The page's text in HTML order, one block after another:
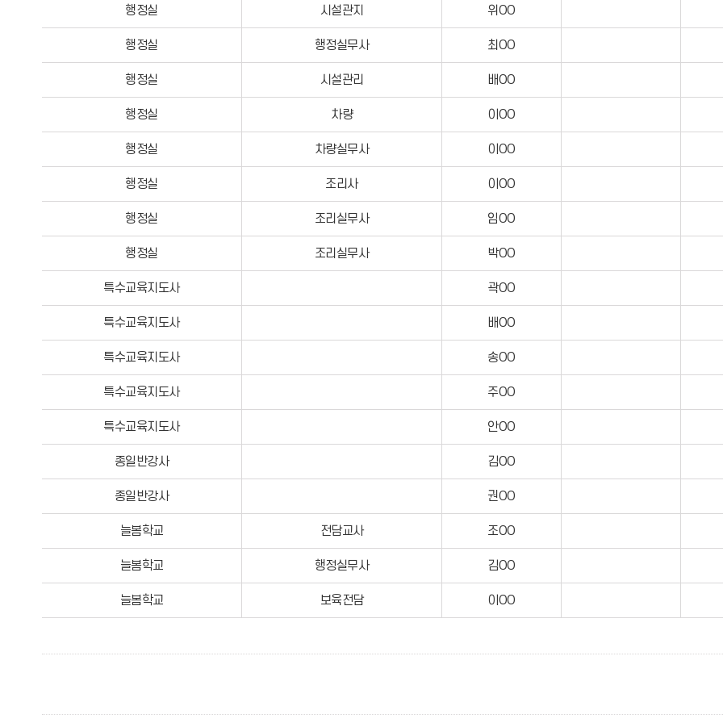
행정실 시설관지 위OO
행정실 행정실무사 최OO
행정실 시설관리 배OO
행정실 차량 이OO
행정실 차량실무사 이OO
행정실 조리사 이OO
행정실 조리실무사 임OO
행정실 조리실무사 박OO
특수교육지도사 곽OO
특수교육지도사 배OO
특수교육지도사 송OO
특수교육지도사 주OO
특수교육지도사 안OO
종일반강사 김OO
종일반강사 권OO
늘봄학교 전담교사 조OO
늘봄학교 행정실무사 김OO
늘봄학교 보육전담 이OO